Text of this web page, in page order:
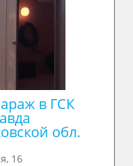
в ГСК
обл.
16